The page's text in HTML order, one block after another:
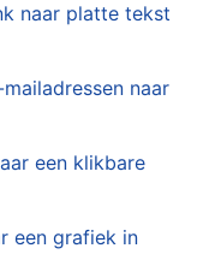
naar platte tekst
naar
een klikbare
een grafiek in